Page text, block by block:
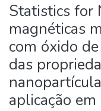
All of DSpace
Statistics for
magnéticas
com óxido
das
aplicação